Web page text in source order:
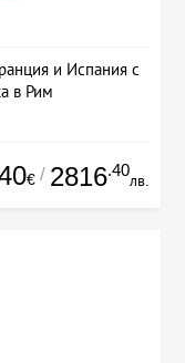
и Испания с
в Рим
€ / 2816.40
лв.